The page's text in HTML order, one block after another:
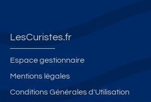
LesCuristes.fr
Espace gestionnaire
Mentions légales
Conditions Générales d'Utilisation